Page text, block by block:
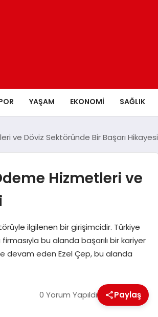
YAŞAM EKONOMI SAĞLIK
ve Döviz Sektöründe Bir Başarı Hikayesi
Hizmetleri ve
ilgilenen bir girişimcidir. Türkiye
bu alanda başarılı bir kariyer
devam eden Ezel Çep, bu alanda
0 Yorum Yapıldı Paylaş